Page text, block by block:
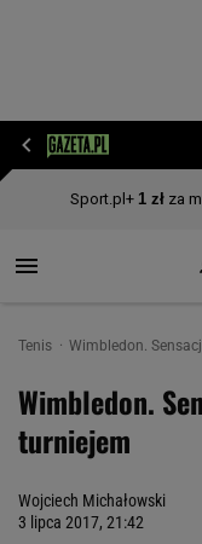
Tenis Wimbledon.
Wimbledon.
turniejem
Wojciech Michałowski
3 lipca 2017, 21:42